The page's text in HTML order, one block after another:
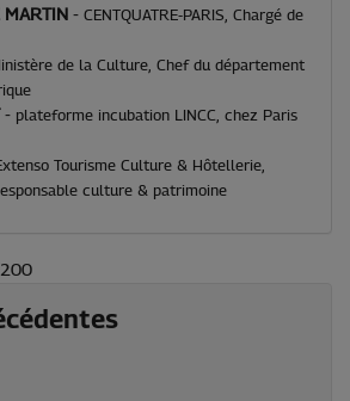
MARTIN - CENTQUATRE-PARIS, Chargé de
de la Culture, Chef du département
- plateforme incubation LINCC, chez Paris
Tourisme Culture & Hôtellerie,
culture & patrimoine